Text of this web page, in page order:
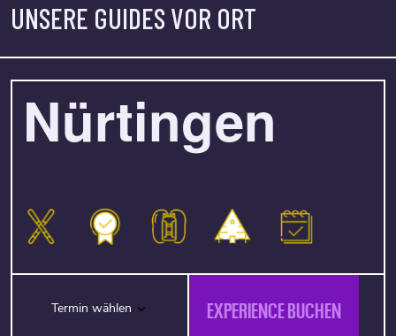
UNSERE GUIDES VOR ORT
Nürtingen
Termin wählen EXPERIENCE BUCHEN